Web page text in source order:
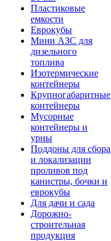
Пластиковые
емкости
Еврокубы
Мини АЗС для
дизельного
топлива
Изотермические
контейнеры
Крупногабаритные
контейнеры
Мусорные
контейнеры и
урны
Поддоны для сбора
и локализации
проливов под
канистры, бочки и
еврокубы
Для дачи и сада
Дорожно-
строительная
продукция